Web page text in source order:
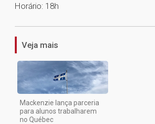
Horário: 18h
Veja mais
Mackenzie lança parceria
para alunos trabalharem
no Québec